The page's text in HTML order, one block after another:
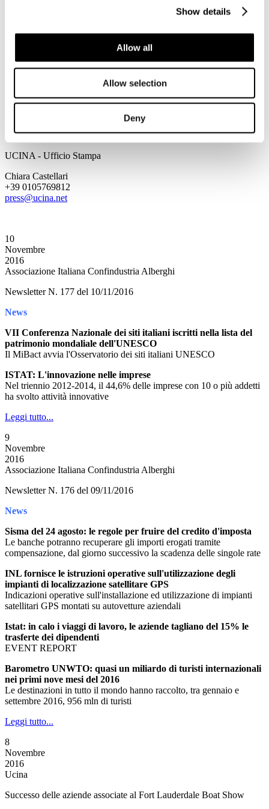
Show details
Allow all
Allow selection
Deny
L’Italia partecipa al Dame Award 2016, riconoscimento per il
migliore prodotto di design, dove 5 aziende connazionali sono state
BCM Illuminazione con Jolly Roger, di Palagi Marine Lights con
Light for Stanchion e di GZ Nautic Division con Radial gangway.
Scarica la lista degli espositori della collettiva italiana
Mets 2016
Per maggiori informazioni:
UCINA - Ufficio Stampa
Chiara Castellari
+39 0105769812
press@ucina.net
10
Novembre
2016
Associazione Italiana Confindustria Alberghi
Newsletter N. 177 del 10/11/2016
News
VII Conferenza Nazionale dei siti italiani iscritti nella lista del
patrimonio mondaliale dell'UNESCO
Il MiBact avvia l'Osservatorio dei siti italiani UNESCO
ISTAT: L'innovazione nelle imprese
Nel triennio 2012-2014, il 44,6% delle imprese con 10 o più addetti
ha svolto attività innovative
Leggi tutto...
9
Novembre
2016
Associazione Italiana Confindustria Alberghi
Newsletter N. 176 del 09/11/2016
News
Sisma del 24 agosto: le regole per fruire del credito d'imposta
Le banche potranno recuperare gli importi erogati tramite
compensazione, dal giorno successivo la scadenza delle singole rate
INL fornisce le istruzioni operative sull'utilizzazione degli
impianti di localizzazione satellitare GPS
Indicazioni operative sull'installazione ed utilizzazione di impianti
satellitari GPS montati su autovetture aziendali
Istat: in calo i viaggi di lavoro, le aziende tagliano del 15% le
trasferte dei dipendenti
EVENT REPORT
Barometro UNWTO: quasi un miliardo di turisti internazionali
nei primi nove mesi del 2016
Le destinazioni in tutto il mondo hanno raccolto, tra gennaio e
settembre 2016, 956 mln di turisti
Leggi tutto...
8
Novembre
2016
Ucina
Successo delle aziende associate al Fort Lauderdale Boat Show